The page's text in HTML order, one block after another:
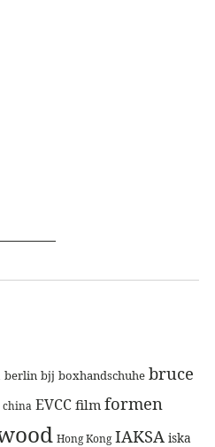
berlin bjj boxhandschuhe bruce
china EVCC film formen
Hong Kong IAKSA iska